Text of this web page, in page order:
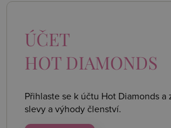
ÚČET
HOT DIAMONDS
Přihlaste se k účtu Hot Diamonds a
slevy a výhody členství.